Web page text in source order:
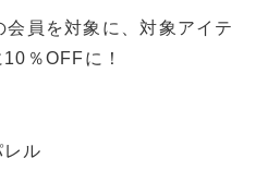
員を対象に、対象アイテ
％OFFに！
レル